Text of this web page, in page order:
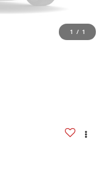
1 / 1